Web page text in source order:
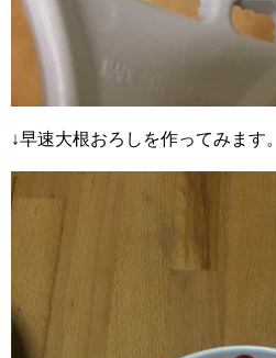
↓早速大根おろしを作ってみます。